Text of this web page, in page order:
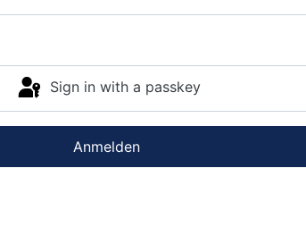
Sign in with a passkey
Anmelden